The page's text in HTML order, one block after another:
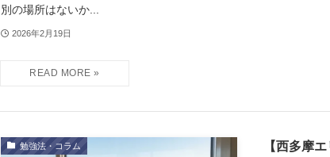
別の場所はないか...
2026年2月19日
勉強法・コラム
【西多摩